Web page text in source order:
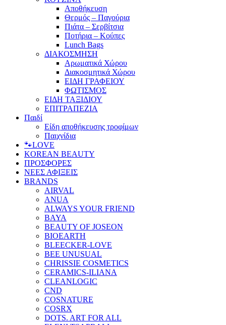
Αποθήκευση
Θερμός – Παγούρια
Πιάτα – Σερβίτσια
Ποτήρια – Κούπες
Lunch Bags
ΔΙΑΚΟΣΜΗΣΗ
Αρωματικά Χώρου
Διακοσμητικά Χώρου
ΕΙΔΗ ΓΡΑΦΕΙΟΥ
ΦΩΤΙΣΜΟΣ
ΕΙΔΗ ΤΑΞΙΔΙΟΥ
ΕΠΙΤΡΑΠΕΖΙΑ
Παιδί
Είδη αποθήκευσης τροφίμων
Παιχνίδια
🐾LOVE
KOREAN BEAUTY
ΠΡΟΣΦΟΡΕΣ
ΝΕΕΣ ΑΦΙΞΕΙΣ
BRANDS
AIRVAL
ANUA
ALWAYS YOUR FRIEND
BAYA
BEAUTY OF JOSEON
BIOEARTH
BLEECKER-LOVE
BEE UNUSUAL
CHRISSIE COSMETICS
CERAMICS-ILIANA
CLEANLOGIC
CND
COSNATURE
COSRX
DOTS. ART FOR ALL